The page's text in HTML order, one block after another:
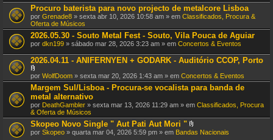
Procuro baterista para novo projecto de metalcore Lisboa
por Grenade8 » sexta abr 10, 2026 10:58 am » em Classificados, Procura &
Oferta de Músicos
2026.05.30 - Souto Metal Fest - Souto, Vila Pouca de Aguiar
por dkn199 » sábado mar 28, 2026 3:23 am » em Concertos & Eventos
2026.04.11 - ANIFERNYEN + GODARK - Auditório CCOP, Porto
A
n
e
x
o
(
s
)
por WolfDoom » sexta mar 20, 2026 1:43 am » em Concertos & Eventos
Margem Sul/Lisboa - Procura-se vocalista para banda de
metal alternativo
por DeathGambler » sexta mar 13, 2026 11:29 am » em Classificados, Procura
& Oferta de Músicos
Skopeo Novo Single " Aut Pati Aut Mori "
A
por Skopeo » quarta mar 04, 2026 5:59 pm » em Bandas Nacionais